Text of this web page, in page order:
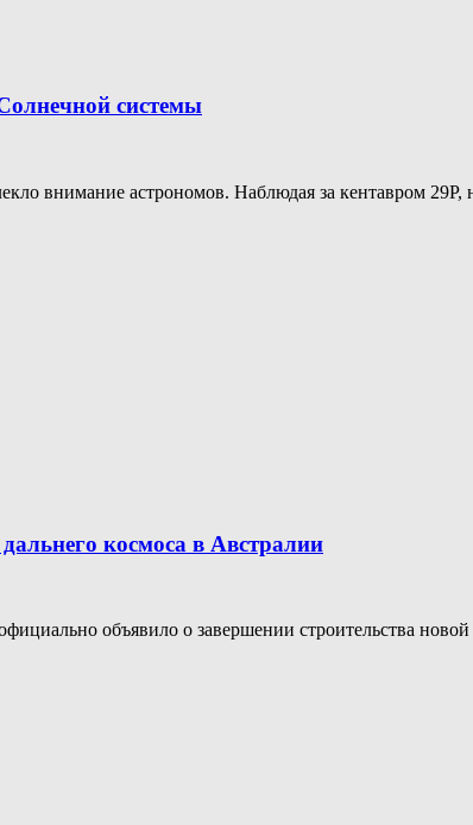
системы
внимание астрономов. Наблюдая за кентавром
космоса в Австралии
объявило о завершении строительства